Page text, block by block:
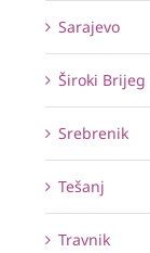
Sarajevo
Široki Brijeg
Srebrenik
Tešanj
Travnik